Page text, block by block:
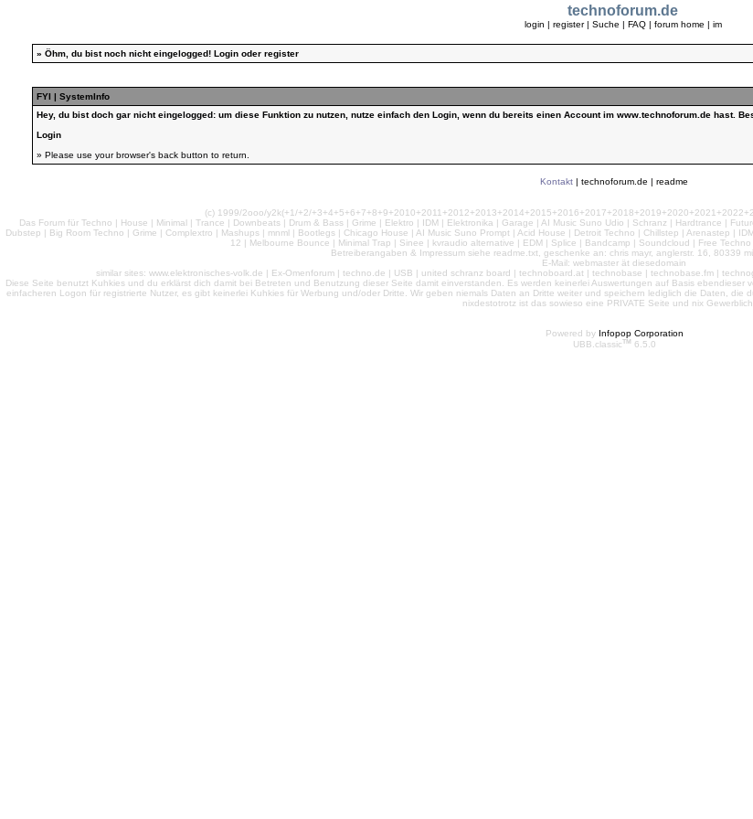
technoforum.de
login | register | Suche | FAQ| forum home | im
» Öhm, du bist noch nicht eingelogged! Login oder register
FYI | SystemInfo
Hey, du bist doch gar nicht eingelogged: um diese Funktion zu nutzen, nutze einfach den Login, wenn du bereits einen Account im www.technoforum.de hast.
Login
» Please use your browser's back button to return.
Kontakt | technoforum.de | readme
(c) 1999/2ooo/y2k(+1/+2/
Das Forum für Techno | House | Minimal | Trance | Downbeats | Drum & Bass | Grime | Elektro | IDM | Elektronika | Garage | AI Music Suno Udio | Schranz | Hardtrance |
Dubstep | Big Room Techno | Grime | Complextro | Mashups | mnml | Bootlegs | Chicago House | AI Music Suno Prompt | Acid House | Detroit Techno | Chillstep | Arenastep |
12 | Melbourne Bounce | Minimal Trap | Sinee | kvraudio alternative | EDM | Splice | Bandcamp | Soundcloud | Free
Betreiberangaben & Impressum siehe readme.txt, geschenke an: chris mayr, anglerstr. 16, 80339
E-Mail: webmaster ät diesedomain
similar sites: www.elektronisches-volk.de | Ex-Omenforum | techno.de | USB | united schranz board | technoboard.at | technobase | technobase.fm |
Diese Seite benutzt Kuhkies und du erklärst dich damit bei Betreten und Benutzung dieser Seite damit einverstanden. Es werden keinerlei Auswertungen auf Basis
einfacheren Logon für registrierte Nutzer, es gibt keinerlei Kuhkies für Werbung und/oder Dritte. Wir geben niemals Daten an Dritte weiter und speichern lediglich die Daten,
nixdestotrotz ist das sowieso eine PRIVATE Seite und nix
Powered by Infopop Corporation
UBB.classicTM 6.5.0